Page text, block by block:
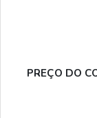
PREÇO DO